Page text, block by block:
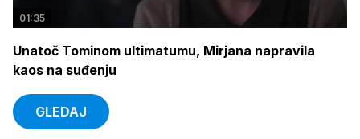
01:35
Unatoč Tominom ultimatumu, Mirjana napravila
kaos na suđenju
GLEDAJ